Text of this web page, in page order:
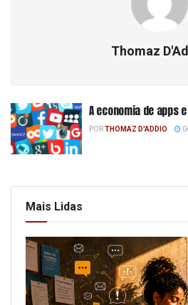
Thomaz
A economia de apps
PORTHOMAZ D'ADDIO
Mais Lidas